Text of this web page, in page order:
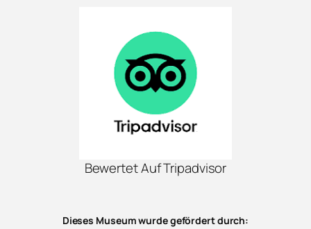
Bewertet Auf Tripadvisor
Dieses Museum wurde gefördert durch: